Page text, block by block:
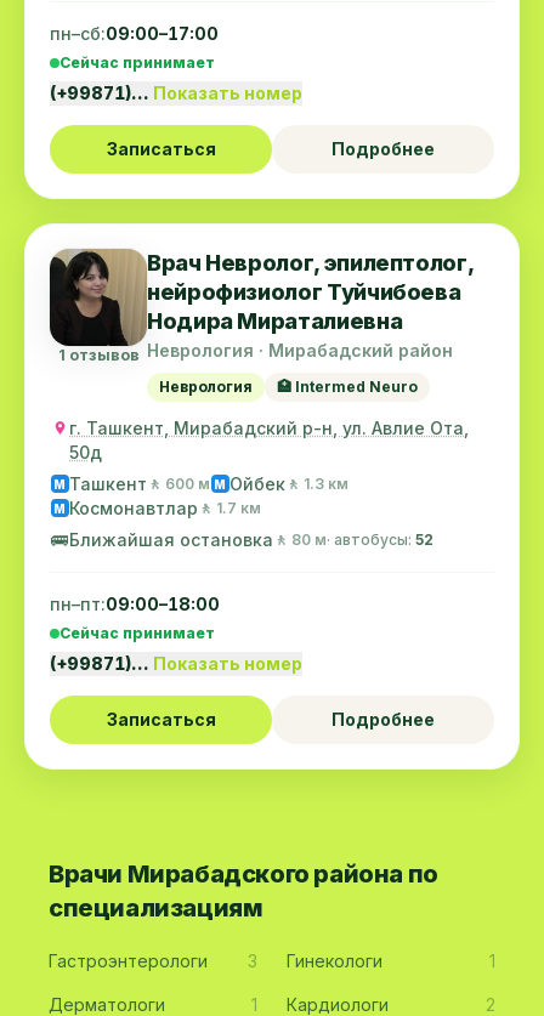
пн–сб:09:00–17:00
Сейчас принимает
(+99871)… Показать номер
Записаться Подробнее
1 отзывов
Врач Невролог, эпилептолог,
нейрофизиолог Туйчибоева
Нодира Мираталиевна
Неврология · Мирабадский район
Неврология 🏥 Intermed Neuro
г. Ташкент, Мирабадский р-н, ул. Авлие Ота,
50д
M Ташкент 🚶 600 м M Ойбек 🚶 1.3 км
M Космонавтлар 🚶 1.7 км
🚌Ближайшая остановка 🚶 80 м· автобусы: 52
пн–пт:09:00–18:00
Сейчас принимает
(+99871)… Показать номер
Записаться Подробнее
Врачи Мирабадского района по
специализациям
Гастроэнтерологи 3 Гинекологи 1
Дерматологи 1 Кардиологи 2